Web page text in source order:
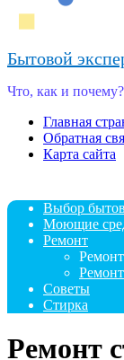
Бытовой
Что, как и почему?
Главная
Обратная
Карта сайта
Выбор
Моющие
Ремонт
Советы
Стирка
Ремонт